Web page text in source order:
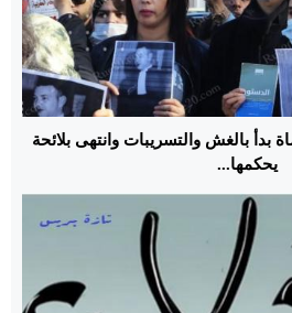
بدأ بالغش والتسريبات وانتهى بلائحة
يحكمها...